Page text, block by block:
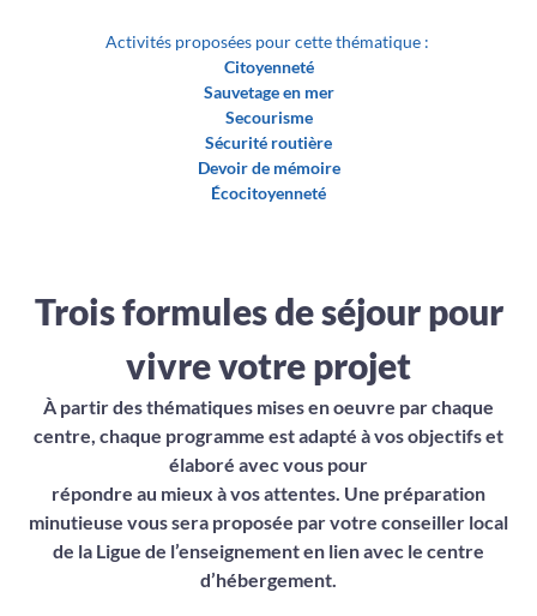
Activités proposées pour cette thématique :
Citoyenneté
Sauvetage en mer
Secourisme
Sécurité routière
Devoir de mémoire
Écocitoyenneté
Trois formules de séjour pour
vivre votre projet
À partir des thématiques mises en oeuvre par chaque
centre, chaque programme est adapté à vos objectifs et
élaboré avec vous pour
répondre au mieux à vos attentes. Une préparation
minutieuse vous sera proposée par votre conseiller local
de la Ligue de l’enseignement en lien avec le centre
d’hébergement.